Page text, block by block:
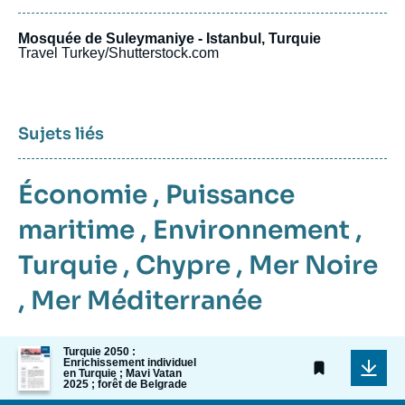
Mosquée de Suleymaniye - Istanbul, Turquie
Travel Turkey/Shutterstock.com
Sujets liés
Économie , Puissance
maritime , Environnement ,
Turquie , Chypre , Mer Noire
, Mer Méditerranée
Image
de
couverture
de
Turquie 2050 :
Enrichissement individuel
en Turquie ; Mavi Vatan
2025 ; forêt de Belgrade